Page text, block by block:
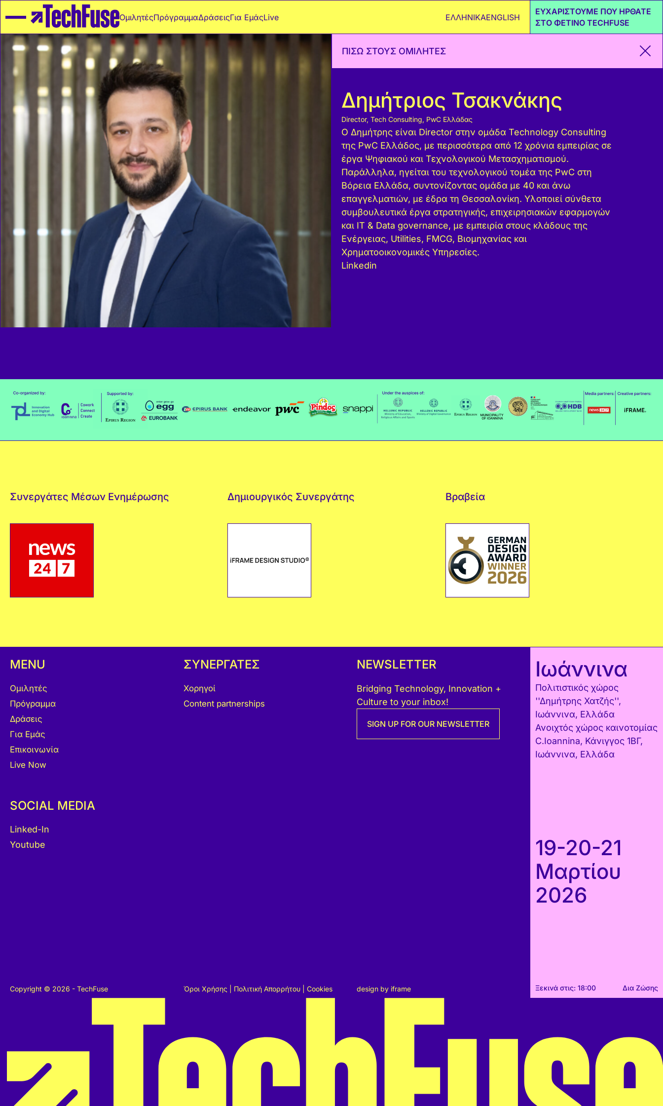
ΟμιλητέςΠρόγραμμαΔράσειςΓια ΕμάςLive ΕΛΛΗΝΙΚΑENGLISH
ΕΥΧΑΡΙΣΤΟΥΜΕ ΠΟΥ ΗΡΘΑΤΕ
ΣΤΟ ΦΕΤΙΝΟ TECHFUSE
ΠΙΣΩ ΣΤΟΥΣ ΟΜΙΛΗΤΕΣ
Δημήτριος Τσακνάκης
Director, Tech Consulting, PwC Ελλάδας
Ο Δημήτρης είναι Director στην ομάδα Technology Consulting
της PwC Ελλάδος, με περισσότερα από 12 χρόνια εμπειρίας σε
έργα Ψηφιακού και Τεχνολογικού Μετασχηματισμού.
Παράλληλα, ηγείται του τεχνολογικού τομέα της PwC στη
Βόρεια Ελλάδα, συντονίζοντας ομάδα με 40 και άνω
επαγγελματιών, με έδρα τη Θεσσαλονίκη. Υλοποιεί σύνθετα
συμβουλευτικά έργα στρατηγικής, επιχειρησιακών εφαρμογών
και IT & Data governance, με εμπειρία στους κλάδους της
Ενέργειας, Utilities, FMCG, Βιομηχανίας και
Χρηματοοικονομικές Υπηρεσίες.
Linkedin
Συνεργάτες Μέσων Ενημέρωσης Δημιουργικός Συνεργάτης Βραβεία
MENU
Ομιλητές
Πρόγραμμα
Δράσεις
Για Εμάς
Επικοινωνία
Live Now
ΣΥΝΕΡΓΑΤΕΣ
Χορηγοί
Content partnerships
NEWSLETTER
Bridging Technology, Innovation +
Culture to your inbox!
SIGN UP FOR OUR NEWSLETTER
SOCIAL MEDIA
Linked-In
Youtube
Copyright © 2026 - TechFuse Όροι Χρήσης Πολιτική Απορρήτου Cookies design by iframe
Ιωάννινα
Πολιτιστικός χώρος
''Δημήτρης Χατζής'',
Ιωάννινα, Ελλάδα
Ανοιχτός χώρος καινοτομίας
C.Ioannina, Κάνιγγος 1ΒΓ,
Ιωάννινα, Ελλάδα
19-20-21
Μαρτίου
2026
Ξεκινά στις: 18:00 Δια Ζώσης